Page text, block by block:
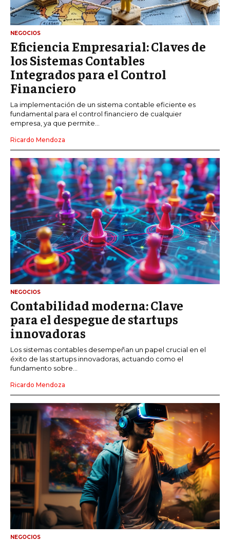
NEGOCIOS
Eficiencia Empresarial: Claves de
los Sistemas Contables
Integrados para el Control
Financiero
La implementación de un sistema contable eficiente es
fundamental para el control financiero de cualquier
empresa, ya que permite...
Ricardo Mendoza
NEGOCIOS
Contabilidad moderna: Clave
para el despegue de startups
innovadoras
Los sistemas contables desempeñan un papel crucial en el
éxito de las startups innovadoras, actuando como el
fundamento sobre...
Ricardo Mendoza
NEGOCIOS